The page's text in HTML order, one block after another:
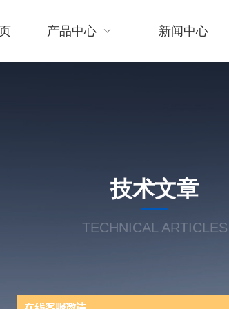
产品中心 新闻中心
技术文章
TECHNICAL ARTICLES